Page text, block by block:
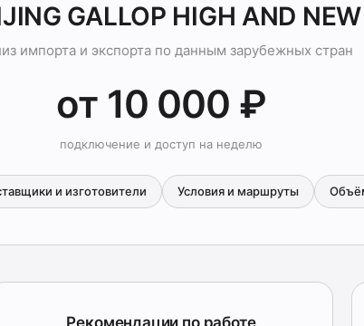
GALLOP HIGH AND
импорта и экспорта по данным зарубежных стран
от 10 000 ₽
подключение и доступ на неделю
и изготовители Условия и маршруты
Рекомендации по работе